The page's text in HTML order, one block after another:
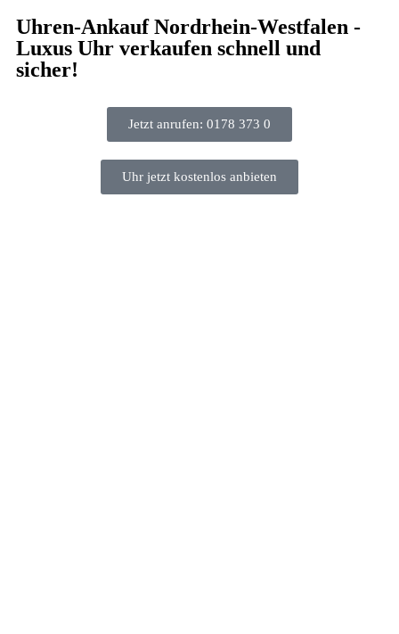
Uhren-Ankauf Nordrhein-Westfalen -
Luxus Uhr verkaufen schnell und
sicher!
Jetzt anrufen: 0178 373 0
Uhr jetzt kostenlos anbieten